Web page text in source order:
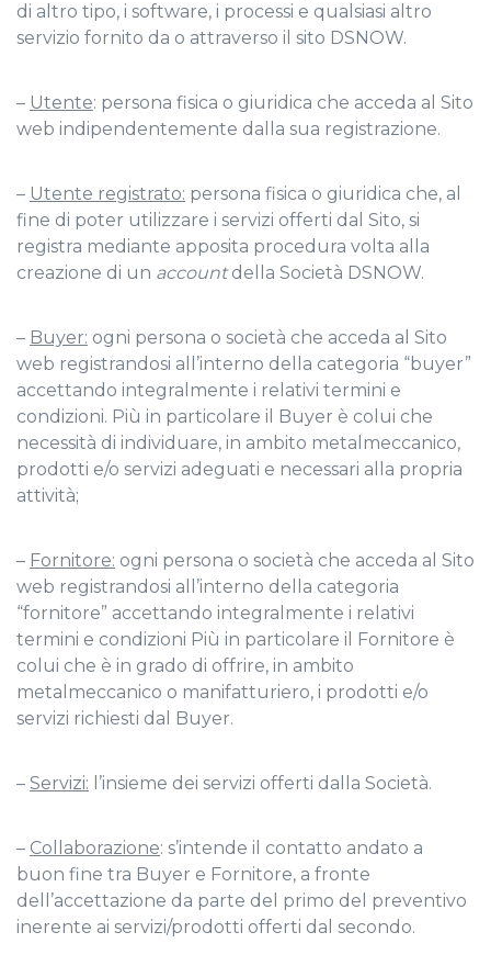
di altro tipo, i software, i processi e qualsiasi altro
servizio fornito da o attraverso il sito DSNOW.
– Utente: persona fisica o giuridica che acceda al Sito
web indipendentemente dalla sua registrazione.
– Utente registrato: persona fisica o giuridica che, al
fine di poter utilizzare i servizi offerti dal Sito, si
registra mediante apposita procedura volta alla
creazione di un accountdella Società DSNOW.
– Buyer: ogni persona o società che acceda al Sito
web registrandosi all’interno della categoria “buyer”
accettando integralmente i relativi termini e
condizioni. Più in particolare il Buyer è colui che
necessità di individuare, in ambito metalmeccanico,
prodotti e/o servizi adeguati e necessari alla propria
attività;
– Fornitore: ogni persona o società che acceda al Sito
web registrandosi all’interno della categoria
“fornitore” accettando integralmente i relativi
termini e condizioni Più in particolare il Fornitore è
colui che è in grado di offrire, in ambito
metalmeccanico o manifatturiero, i prodotti e/o
servizi richiesti dal Buyer.
– Servizi: l’insieme dei servizi offerti dalla Società.
– Collaborazione: s’intende il contatto andato a
buon fine tra Buyer e Fornitore, a fronte
dell’accettazione da parte del primo del preventivo
inerente ai servizi/prodotti offerti dal secondo.